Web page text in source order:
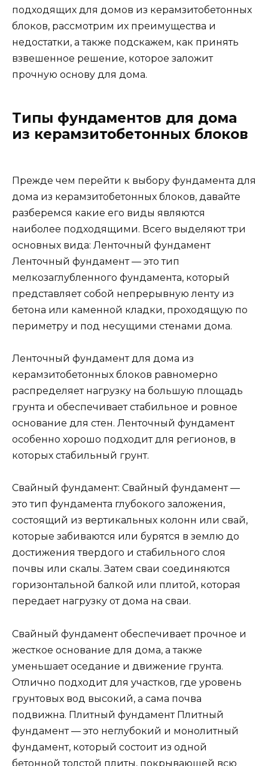
подходящих для домов из керамзитобетонных
блоков, рассмотрим их преимущества и
недостатки, а также подскажем, как принять
взвешенное решение, которое заложит
прочную основу для дома.
Типы фундаментов для дома
из керамзитобетонных блоков
Прежде чем перейти к выбору фундамента для
дома из керамзитобетонных блоков, давайте
разберемся какие его виды являются
наиболее подходящими. Всего выделяют три
основных вида: Ленточный фундамент
Ленточный фундамент — это тип
мелкозаглубленного фундамента, который
представляет собой непрерывную ленту из
бетона или каменной кладки, проходящую по
периметру и под несущими стенами дома.
Ленточный фундамент для дома из
керамзитобетонных блоков равномерно
распределяет нагрузку на большую площадь
грунта и обеспечивает стабильное и ровное
основание для стен. Ленточный фундамент
особенно хорошо подходит для регионов, в
которых стабильный грунт.
Свайный фундамент: Свайный фундамент —
это тип фундамента глубокого заложения,
состоящий из вертикальных колонн или свай,
которые забиваются или бурятся в землю до
достижения твердого и стабильного слоя
почвы или скалы. Затем сваи соединяются
горизонтальной балкой или плитой, которая
передает нагрузку от дома на сваи.
Свайный фундамент обеспечивает прочное и
жесткое основание для дома, а также
уменьшает оседание и движение грунта.
Отлично подходит для участков, где уровень
грунтовых вод высокий, а сама почва
подвижна. Плитный фундамент Плитный
фундамент — это неглубокий и монолитный
фундамент, который состоит из одной
бетонной толстой плиты, покрывающей всю